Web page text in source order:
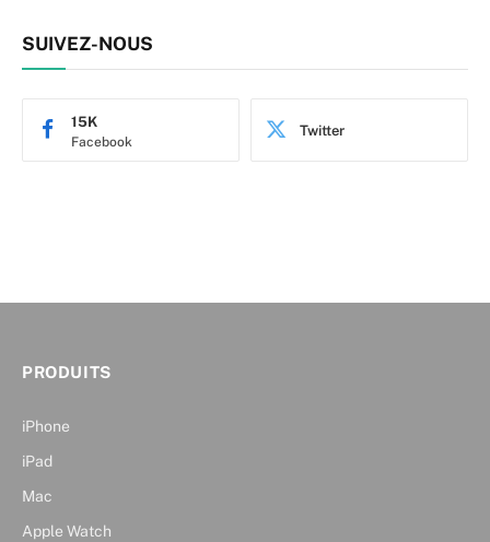
SUIVEZ-NOUS
Facebook
15K Twitter
PRODUITS
iPhone
iPad
Mac
Apple Watch